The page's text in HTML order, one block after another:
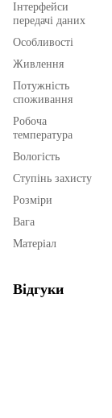
Інтерфейси
передачі даних
Особливості
Живлення
Потужність
споживання
Робоча
температура
Вологість
Ступінь захисту
Розміри
Вага
Матеріал
Відгуки